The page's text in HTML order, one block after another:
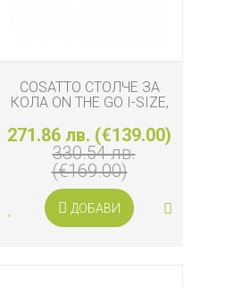
COSATTO СТОЛЧЕ ЗА
КОЛА ON THE GO I-SIZE,
271.86 лв. (€139.00)
330.54 лв.
(€169.00)
ДОБАВИ